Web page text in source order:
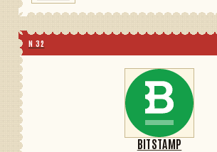
N 32
BITSTAMP